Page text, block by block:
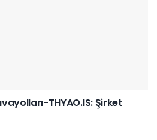
THYAO.IS: Şirket